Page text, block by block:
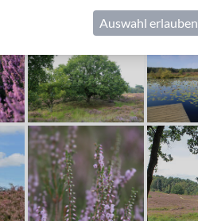
Auswahl erlauben